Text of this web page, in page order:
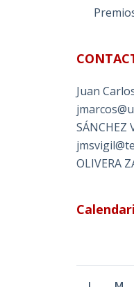
Juan
SÁNCHEZ
OLIVERA